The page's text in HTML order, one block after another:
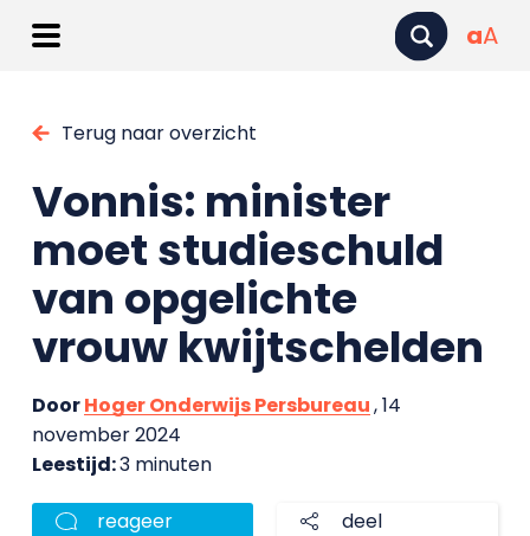
aA
Terug naar overzicht
Vonnis: minister
moet studieschuld
van opgelichte
vrouw kwijtschelden
DoorHoger Onderwijs Persbureau, 14
november 2024
Leestijd:3 minuten
reageer deel